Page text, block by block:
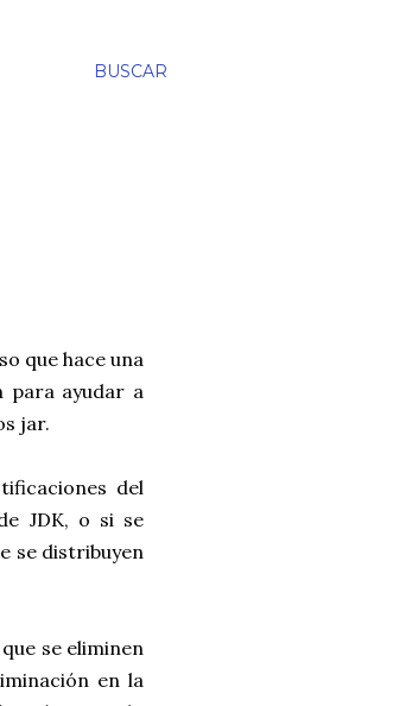
BUSCAR
que hace una
para ayudar a
jar.
del
JDK, o si se
se distribuyen
se eliminen
en la